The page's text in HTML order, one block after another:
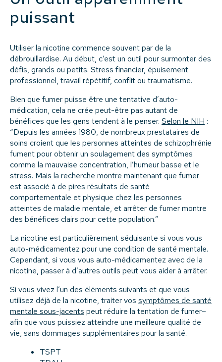
puissant
Utiliser la nicotine commence souvent par de la
débrouillardise. Au début, c’est un outil pour surmonter des
défis, grands ou petits. Stress financier, épuisement
professionnel, travail répétitif, conflit ou traumatisme.
Bien que fumer puisse être une tentative d’auto-
médication, cela ne crée peut-être pas autant de
bénéfices que les gens tendent à le penser. Selon le NIH :
“Depuis les années 1980, de nombreux prestataires de
soins croient que les personnes atteintes de schizophrénie
fument pour obtenir un soulagement des symptômes
comme la mauvaise concentration, l’humeur basse et le
stress. Mais la recherche montre maintenant que fumer
est associé à de pires résultats de santé
comportementale et physique chez les personnes
atteintes de maladie mentale, et arrêter de fumer montre
des bénéfices clairs pour cette population.”
La nicotine est particulièrement séduisante si vous vous
auto-médicamentez pour une condition de santé mentale.
Cependant, si vous vous auto-médicamentez avec de la
nicotine, passer à d’autres outils peut vous aider à arrêter.
Si vous vivez l’un des éléments suivants et que vous
utilisez déjà de la nicotine, traiter vos symptômes de santé
mentale sous-jacents peut réduire la tentation de fumer–
afin que vous puissiez atteindre une meilleure qualité de
vie, sans dommages supplémentaires pour la santé.
TSPT